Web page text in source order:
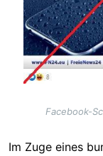
Facebook-
Im Zuge eines